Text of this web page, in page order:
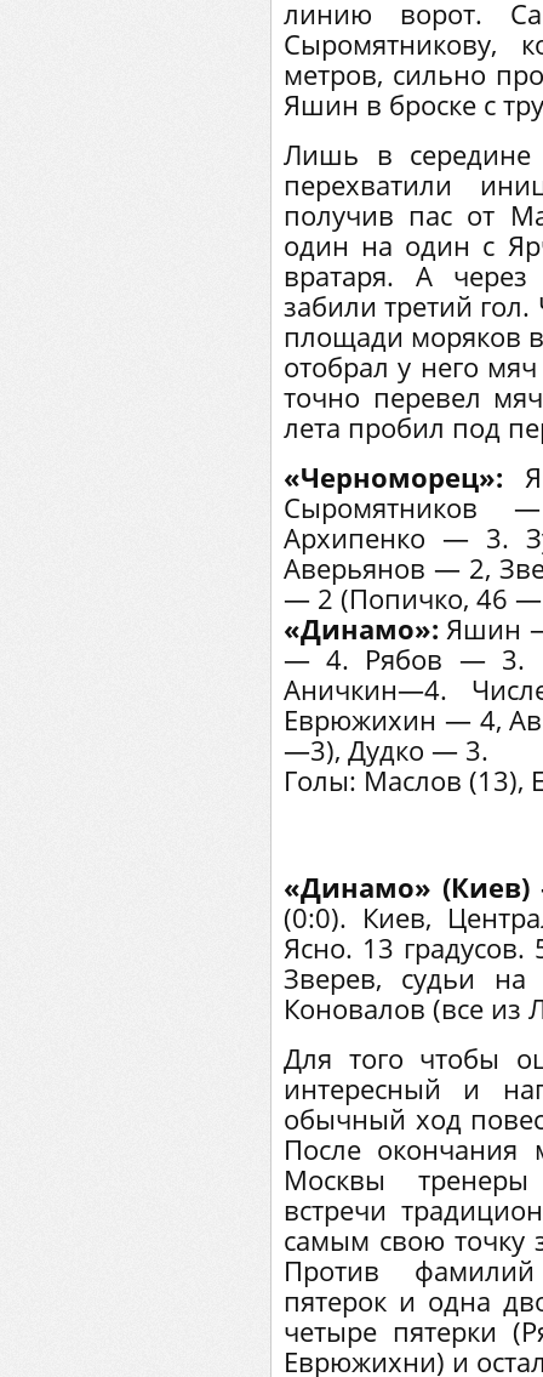
линию ворот.
Сыромятникову,
метров, сильно
Яшин в броске с
Лишь в середине
перехватили
получив пас от
один на один с
вратаря. А
забили третий
площади моряков
отобрал у него
точно перевел
лета пробил под
«Черноморец»:
Архипенко — 3.
Аверьянов — 2,
— 2 (Попичко, 46
«Динамо»: Яшин
— 4. Рябов — 3.
Аничкин—4.
Еврюжихин — 4,
—3), Дудко — 3.
Голы: Маслов (13),
«Динамо»
(0:0). Киев,
Ясно. 13
Зверев, судьи
Коновалов (все из
Для того чтобы
интересный и
обычный ход
После окончания
Москвы
встречи
самым свою точку
Против
пятерок и одна
четыре пятерки
Еврюжихни) и